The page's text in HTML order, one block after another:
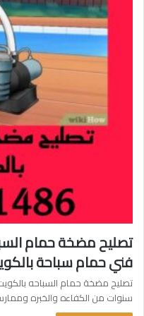
فني حمام سباحة
تصليح مضخة حمام السباحه
سنوات من الكفاءه والخبره